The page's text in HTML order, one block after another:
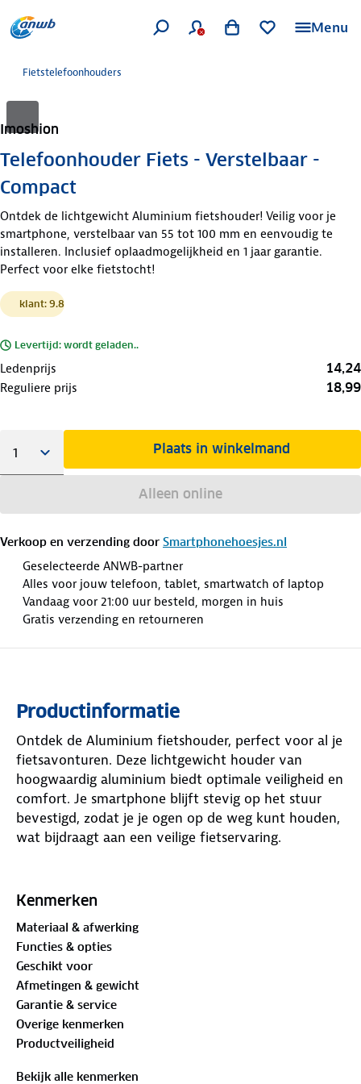
Menu
Fietstelefoonhouders
Imoshion
Telefoonhouder Fiets - Verstelbaar -
Compact
Ontdek de lichtgewicht Aluminium fietshouder! Veilig voor je
smartphone, verstelbaar van 55 tot 100 mm en eenvoudig te
installeren. Inclusief oplaadmogelijkheid en 1 jaar garantie.
Perfect voor elke fietstocht!
klant: 9.8
Levertijd: wordt geladen..
Ledenprijs 14,24
Reguliere prijs 18,99
Plaats in winkelmand
Alleen online
Verkoop en verzending door Smartphonehoesjes.nl
Geselecteerde ANWB-partner
Alles voor jouw telefoon, tablet, smartwatch of laptop
Vandaag voor 21:00 uur besteld, morgen in huis
Gratis verzending en retourneren
Productinformatie
Ontdek de Aluminium fietshouder, perfect voor al je
fietsavonturen. Deze lichtgewicht houder van
hoogwaardig aluminium biedt optimale veiligheid en
comfort. Je smartphone blijft stevig op het stuur
bevestigd, zodat je je ogen op de weg kunt houden,
wat bijdraagt aan een veilige fietservaring.
de houder geschikt voor de meeste smartphones.
HEX-sleutel, en je kunt kiezen tussen een staande of
liggende positie. De bijgeleverde siliconen tips
beschermen je telefoon tegen krassen en schokken,
zodat deze er als nieuw uitziet, zelfs tijdens
hobbelige ritten.
Een extra voordeel is de mogelijkheid om je telefoon
onderweg op te laden, zodat je altijd bereikbaar
Kenmerken
Materiaal & afwerking
Functies & opties
Geschikt voor
Afmetingen & gewicht
Garantie & service
Overige kenmerken
Productveiligheid
Bekijk alle kenmerken